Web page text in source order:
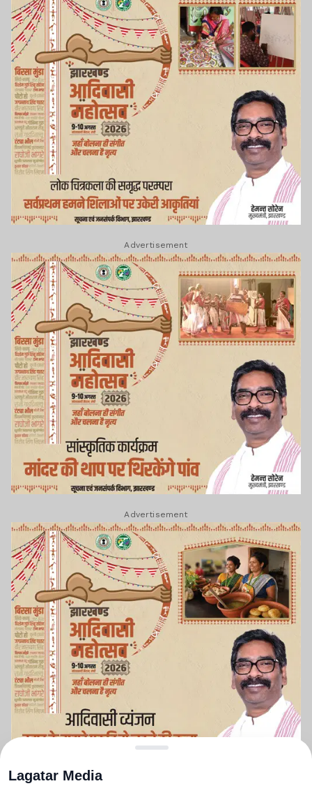
Advertisement
Advertisement
Lagatar Media